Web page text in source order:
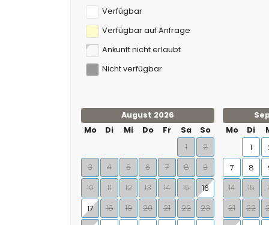
Verfügbar
Verfügbar auf Anfrage
Ankunft nicht erlaubt
Nicht verfügbar
August 2026
Mo
Di Mi Do Fr Sa
So
1
2
3
4 5 6 7 8
9
10
11 12 13 14 15
16
17
18 19 20 21 22 23
Mo
Di
1
7
8
14
15
21
22